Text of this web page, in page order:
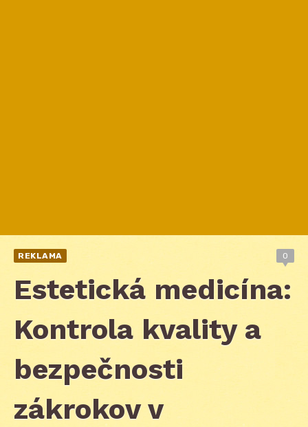
REKLAMA 0
Estetická medicína:
Kontrola kvality a
bezpečnosti
zákrokov v